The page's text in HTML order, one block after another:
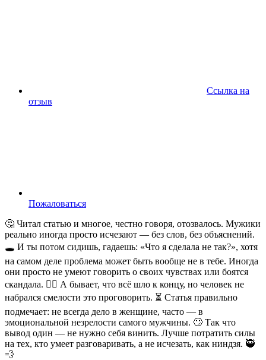
Ссылка на
отзыв
Пожаловаться
🤔 Читал статью и многое, честно говоря, отозвалось. Мужики
реально иногда просто исчезают — без слов, без объяснений.
🕳️ И ты потом сидишь, гадаешь: «Что я сделала не так?», хотя
на самом деле проблема может быть вообще не в тебе. Иногда
они просто не умеют говорить о своих чувствах или боятся
скандала. 😶‍🌫️ А бывает, что всё шло к концу, но человек не
набрался смелости это проговорить. ⏳ Статья правильно
подмечает: не всегда дело в женщине, часто — в
эмоциональной незрелости самого мужчины. 🙄 Так что
вывод один — не нужно себя винить. Лучше потратить силы
на тех, кто умеет разговаривать, а не исчезать, как ниндзя. 🥷
💨